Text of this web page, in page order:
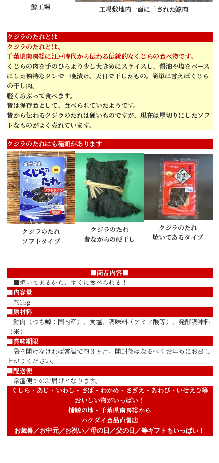
鯨工場 工場敷地内一面に干された鯨肉
クジラのたれとは
クジラのたれとは、
千葉県南房総に江戸時代から伝わる伝統的なくじらの食べ物です。
くじらの肉を手のひらより少し大きめにスライスし、醤油や塩をベース
にした独特なタレで一晩漬け、天日で干したもの。簡単に言えばくじら
の干し肉。
軽くあぶって食べます。
昔は保存食として、食べられていたようです。
昔から伝わるクジラのたれは硬いものですが、現在は厚切りにしたソフ
トなものがよく売れています。
クジラのたれにも種類があります
クジラのたれ
ソフトタイプ
クジラのたれ
昔ながらの硬干し
クジラのたれ
焼いてあるタイプ
■商品内容■
■焼いてあるから、すぐに食べられる！！
■内容量
約35g
■原材料
鯨肉（つち鯨：国内産）、食塩、調味料（アミノ酸等）、発酵調味料
（米）
■賞味期限
袋を開けなければ常温で約３ヶ月。開封後はなるべくお早めにお召し
上がりください。
■配送便
常温便でのお届けとなります。
くじら・あじ・いわし・さば・わかめ・さざえ・あわび・いせえび等
おいしい物がいっぱい！
捕鯨の地・千葉県南房総から
ハクダイ食品直営店
お歳暮／お中元／お祝い／母の日／父の日／等ギフトもいっぱい！